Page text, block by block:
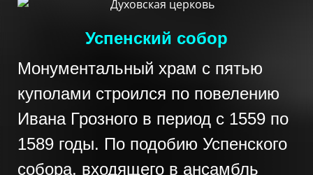
Успенский собор
Монументальный храм с пятью
куполами строился по повелению
Ивана Грозного в период с 1559 по
1589 годы. По подобию Успенского
собора, входящего в ансамбль